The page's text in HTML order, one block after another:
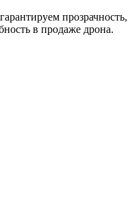
в продаже дрона.